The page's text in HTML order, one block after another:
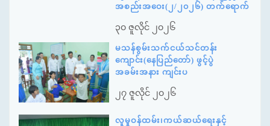
အစည်းအဝေး(၂/၂၀၂၆) တက်ရောက်
၃၀ ဇူလိုင် ၂၀၂၆
မသန်စွမ်းသက်ငယ်သင်တန်း
ကျောင်း(နေပြည်တော်) ဖွင့်ပွဲ
အခမ်းအနား ကျင်းပ
၂၇ ဇူလိုင် ၂၀၂၆
လူမှုဝန်ထမ်း၊ကယ်ဆယ်ရေးနှင့်